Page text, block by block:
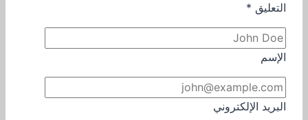
التعليق *
الإسم
البريد الإلكتروني